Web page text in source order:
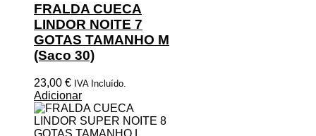
FRALDA CUECA
LINDOR NOITE 7
GOTAS TAMANHO M
(Saco 30)
23,00 € IVA Incluído.
Adicionar